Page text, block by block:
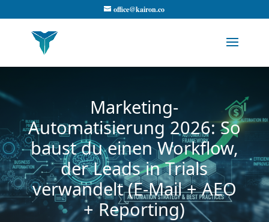
office@kairon.co
Marketing-
Automatisierung 2026: So
baust du einen Workflow,
der Leads in Trials
verwandelt (E-Mail + AEO
+ Reporting)